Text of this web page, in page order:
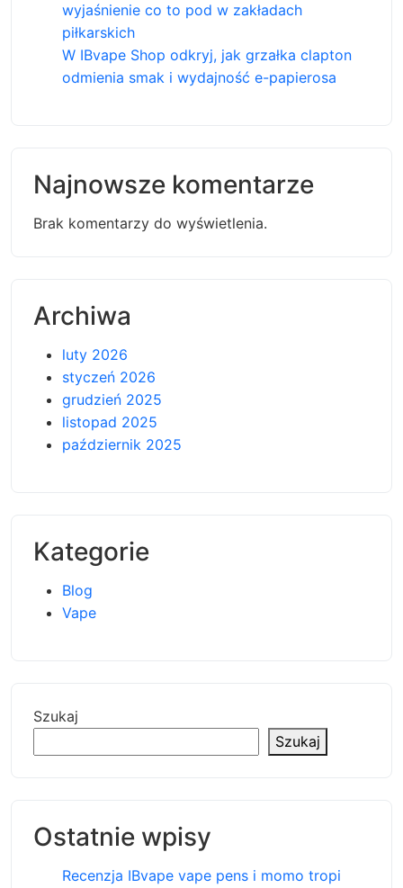
wyjaśnienie co to pod w zakładach
piłkarskich
W IBvape Shop odkryj, jak grzałka clapton
odmienia smak i wydajność e-papierosa
Najnowsze komentarze
Brak komentarzy do wyświetlenia.
Archiwa
luty 2026
styczeń 2026
grudzień 2025
listopad 2025
październik 2025
Kategorie
Blog
Vape
Szukaj
Szukaj
Ostatnie wpisy
Recenzja IBvape vape pens i momo tropi